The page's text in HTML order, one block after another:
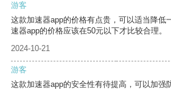
游客
这款加速器app的价格有点贵，可以适当降低
速器app的价格应该在50元以下才比较合理。
2024-10-21
游客
这款加速器app的安全性有待提高，可以加强